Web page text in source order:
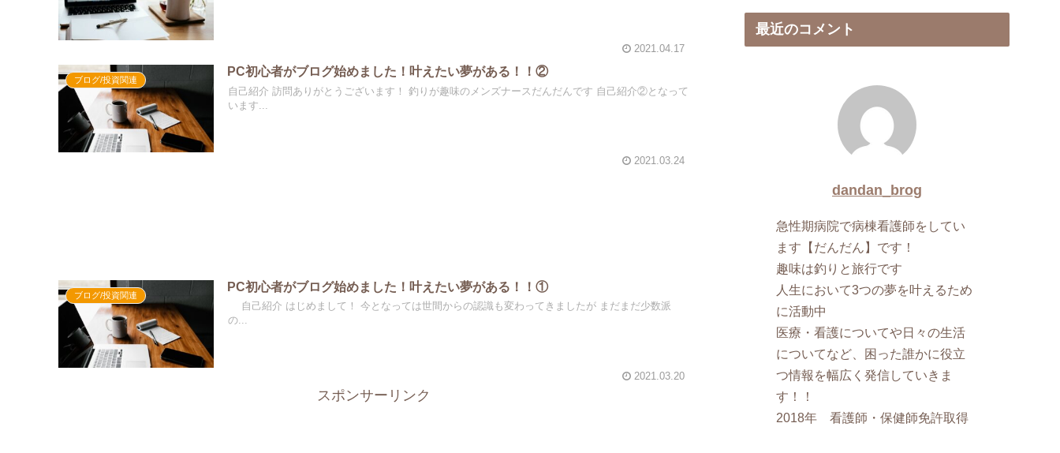
2021.04.17
ブログ/投資関連
PC初心者がブログ始めました！叶えたい夢がある！！②
自己紹介 訪問ありがとうございます！ 釣りが趣味のメンズナースだんだんです 自己紹介②となって
います...
2021.03.24
ブログ/投資関連
PC初心者がブログ始めました！叶えたい夢がある！！①
自己紹介 はじめまして！ 今となっては世間からの認識も変わってきましたが まだまだ少数派
の...
2021.03.20
スポンサーリンク
最近のコメント
dandan_brog
急性期病院で病棟看護師をしてい
ます【だんだん】です！
趣味は釣りと旅行です
人生において3つの夢を叶えるため
に活動中
医療・看護についてや日々の生活
についてなど、困った誰かに役立
つ情報を幅広く発信していきま
す！！
2018年 看護師・保健師免許取得